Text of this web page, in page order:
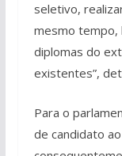
seletivo,
mesmo tempo,
diplomas do
existentes”,
Para o
de candidato